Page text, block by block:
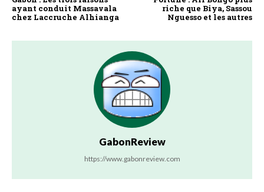
ayant conduit Massavala
chez Laccruche Alhianga
riche que Biya, Sassou
Nguesso et les autres
GabonReview
https://www.gabonreview.com